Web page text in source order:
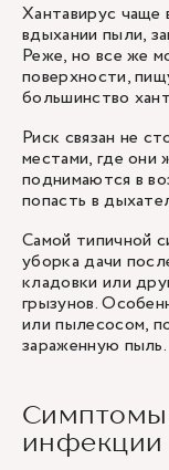
Хантавирус чаще
вдыхании пыли,
Реже, но все же
поверхности,
большинство
Риск связан не
местами, где они
поднимаются в
попасть в
Самой типичной
уборка дачи
кладовки или
грызунов.
или пылесосом,
зараженную пыль.
Симптомы
инфекции